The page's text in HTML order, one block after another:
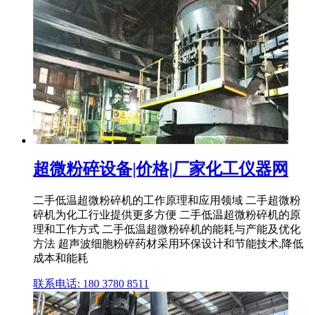
超微粉碎设备|价格|厂家化工仪器网
二手低温超微粉碎机的工作原理和应用领域 二手超微粉
碎机为化工行业提供更多方便 二手低温超微粉碎机的原
理和工作方式 二手低温超微粉碎机的能耗与产能及优化
方法 超声波细胞粉碎药材采用环保设计和节能技术,降低
成本和能耗
联系电话: 180 3780 8511